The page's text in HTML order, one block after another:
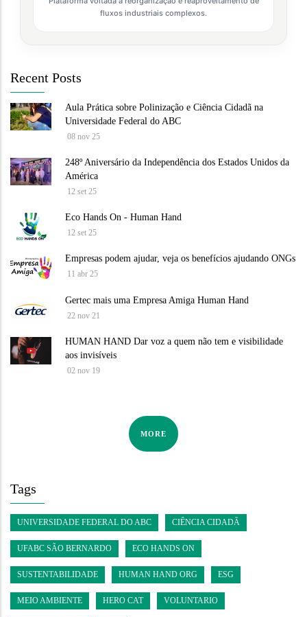
fluxos industriais complexos.
Recent Posts
Aula Prática sobre Polinização e Ciência Cidadã na
Universidade Federal do ABC
08 nov 25
248º Aniversário da Independência dos Estados Unidos da
América
12 set 25
Eco Hands On - Human Hand
12 set 25
Empresas podem ajudar, veja os benefícios ajudando ONGs
11 abr 25
Gertec mais uma Empresa Amiga Human Hand
22 nov 21
HUMAN HAND Dar voz a quem não tem e visibilidade
aos invisíveis
02 nov 19
MORE
Tags
UNIVERSIDADE FEDERAL DO ABC CIÊNCIA CIDADÃ
UFABC SÃO BERNARDO ECO HANDS ON
SUSTENTABILIDADE HUMAN HAND ORG ESG
MEIO AMBIENTE HERO CAT VOLUNTARIO